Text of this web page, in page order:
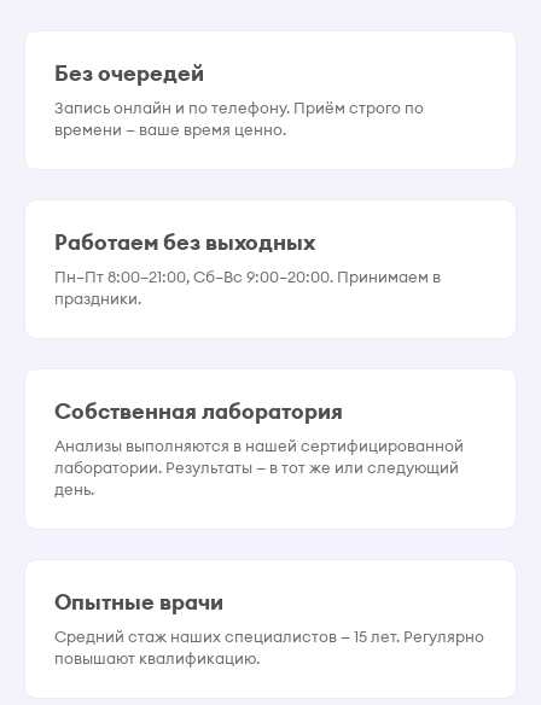
Без очередей
Запись онлайн и по телефону. Приём строго по
времени — ваше время ценно.
Работаем без выходных
Пн–Пт 8:00–21:00, Сб–Вс 9:00–20:00. Принимаем в
праздники.
Собственная лаборатория
Анализы выполняются в нашей сертифицированной
лаборатории. Результаты — в тот же или следующий
день.
Опытные врачи
Средний стаж наших специалистов — 15 лет. Регулярно
повышают квалификацию.